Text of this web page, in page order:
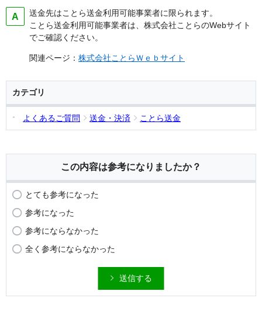
送金先はことら送金利用可能事業者に限られます。
ことら送金利用可能事業者は、株式会社ことらのWebサイト
でご確認ください。
関連ページ： 株式会社ことらＷｅｂサイト
カテゴリ
よくあるご質問 送金・決済 ことら送金
この内容は参考になりましたか？
とても参考になった
参考になった
参考にならなかった
全く参考にならなかった
送信する